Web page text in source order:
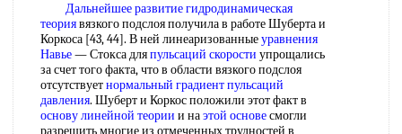
Дальнейшее развитиегидродинамическая
теориявязкого подслоя получила в работе Шуберта и
Коркоса [43, 44]. В ней линеаризованныеуравнения
Навье— Стокса дляпульсаций скорости упрощались
за счет того факта, что в области вязкого подслоя
отсутствуетнормальный градиентпульсаций
давления. Шуберт и Коркос положили этот факт в
основу линейной теории и наэтой основесмогли
разрешить многие из отмеченных трудностей в